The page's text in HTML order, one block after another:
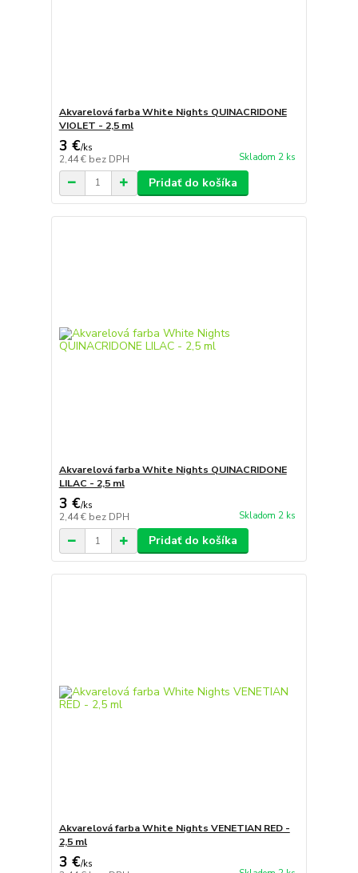
Akvarelová farba White Nights QUINACRIDONE
VIOLET - 2,5 ml
3 €/ks
2,44 € bez DPH Skladom 2 ks
Pridať do košíka
Akvarelová farba White Nights QUINACRIDONE
LILAC - 2,5 ml
3 €/ks
2,44 € bez DPH Skladom 2 ks
Pridať do košíka
Akvarelová farba White Nights VENETIAN RED -
2,5 ml
3 €/ks